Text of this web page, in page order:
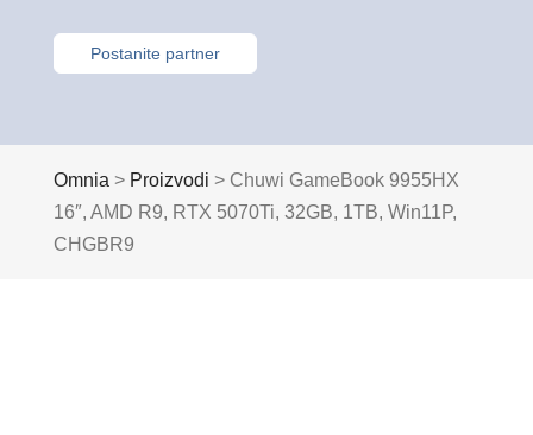
Postanite partner
Omnia > Proizvodi > Chuwi GameBook 9955HX
16″, AMD R9, RTX 5070Ti, 32GB, 1TB, Win11P,
CHGBR9